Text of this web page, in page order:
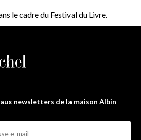
le cadre du Festival du Livre.
newsletters de la maison Albin